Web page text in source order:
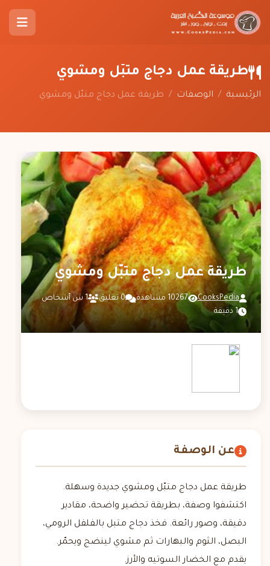
طريقة عمل دجاج متبّل ومشوي
الرئيسية / الوصفات / طريقة عمل دجاج متبّل ومشوي
طريقة عمل دجاج متبّل ومشوي
CooksPedia 10267 مشاهدة 0 تعليق
1 ش أشخاص
1 دقيقة
عن الوصفة
طريقة عمل دجاج متبّل ومشوي جديدة وسهلة.
اكتشفوا وصفة، بطريقة تحضير واضحة، مقادير
دقيقة، وصور رائعة. فخذ دجاج متبل بالفلفل الرومي،
البصل، الثوم والبهارات ثم مشوي لينضج ويحمّر.
يقدم مع الخضار السوتيه والأرز.